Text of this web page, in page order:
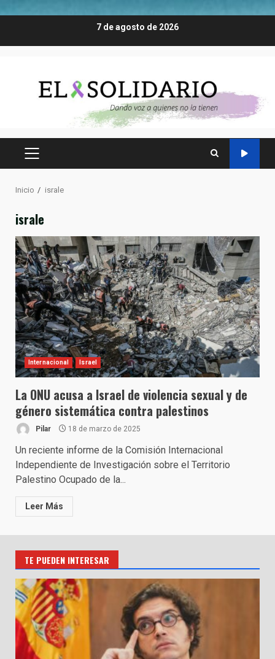
7 de agosto de 2026
MENÚ
Inicio israle
israle
Internacional Israel
La ONU acusa a Israel de violencia sexual y de
género sistemática contra palestinos
Pilar 18 de marzo de 2025
Un reciente informe de la Comisión Internacional
Independiente de Investigación sobre el Territorio
Palestino Ocupado de la...
Leer Más
TE PUEDEN INTERESAR